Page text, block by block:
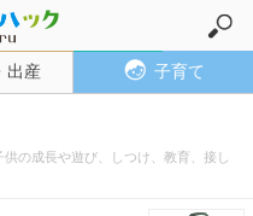
出産 子育て
の成長や遊び、しつけ、教育、接し